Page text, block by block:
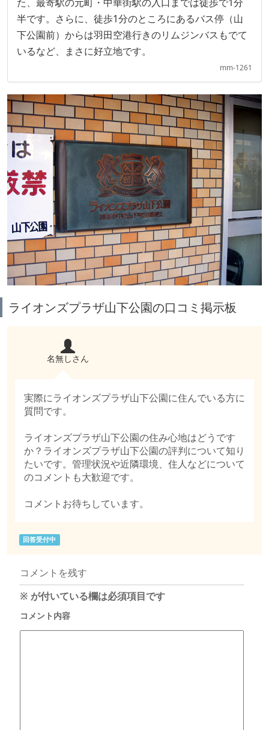
半です。さらに、徒歩1分のところにあるバス停（山
下公園前）からは羽田空港行きのリムジンバスもでて
いるなど、まさに好立地です。
mm-1261
ライオンズプラザ山下公園の口コミ掲示板
名無しさん
実際にライオンズプラザ山下公園に住んでいる方に
質問です。
ライオンズプラザ山下公園の住み心地はどうです
か？ライオンズプラザ山下公園の評判について知り
たいです。管理状況や近隣環境、住人などについて
のコメントも大歓迎です。
コメントお待ちしています。
回答受付中
コメントを残す
※ が付いている欄は必須項目です